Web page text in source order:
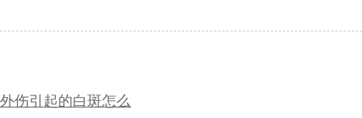
外伤引起的白斑怎么